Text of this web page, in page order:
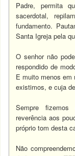
Padre, permita
sacerdotal,
fundamento.
Santa Igreja pela
O senhor não
respondido de
E muito menos em
existimos, e cuja
Sempre
reverência aos
próprio tom desta
Não